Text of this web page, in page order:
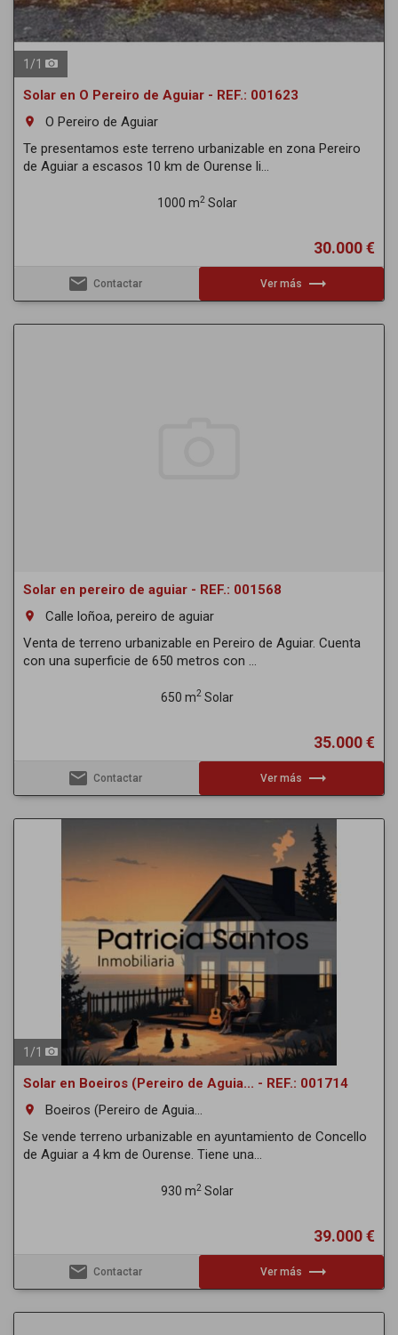
1 /1
Solar en O Pereiro de Aguiar - REF.: 001623
room
O Pereiro de Aguiar
Te presentamos este terreno urbanizable en zona Pereiro
de Aguiar a escasos 10 km de Ourense li...
1000 m2Solar
30.000 €
email Contactar Ver más trending_flat
Solar en pereiro de aguiar - REF.: 001568
room
Calle loñoa, pereiro de aguiar
Venta de terreno urbanizable en Pereiro de Aguiar. Cuenta
con una superficie de 650 metros con ...
650 m2Solar
35.000 €
email Contactar Ver más trending_flat
1 /1
Solar en Boeiros (Pereiro de Aguia... - REF.: 001714
room
Boeiros (Pereiro de Aguia...
Se vende terreno urbanizable en ayuntamiento de Concello
de Aguiar a 4 km de Ourense. Tiene una...
930 m2Solar
39.000 €
email Contactar Ver más trending_flat